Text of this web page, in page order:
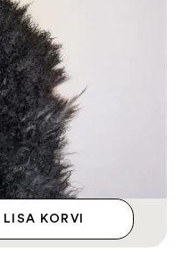
LISA KORVI